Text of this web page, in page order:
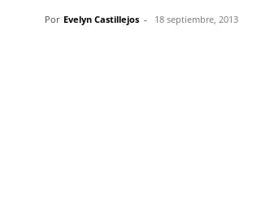
Por Evelyn Castillejos - 18 septiembre, 2013